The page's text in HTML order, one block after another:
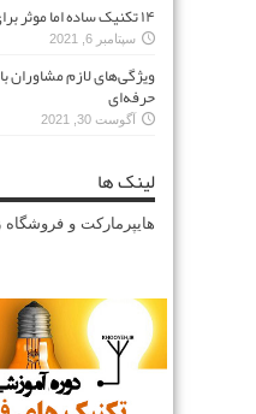
۱۴ تکنیک ساده اما موثر برای افزایش فروش
سپتامبر 6, 2021
ویژگی‌های لازم مشاوران
حرفه‌ای
آگوست 30, 2021
لینک ها
هایپرمارکت و فروشگاه